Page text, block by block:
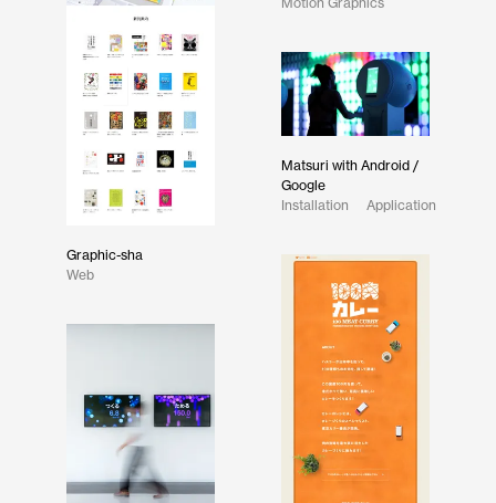
Graphic-sha
Web
Matsuri with Android /
Google
Installation
Application